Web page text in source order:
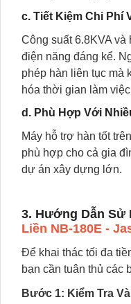
c. Tiết Kiệm Chi Phí
Công suất 6.8KVA và
điện năng đáng kể.
phép hàn liên tục mà
hóa thời gian làm
d. Phù Hợp Với
Máy hỗ trợ hàn tốt
phù hợp cho cả gia
dự án xây dựng lớn.
3. Hướng Dẫn Sử
Liền NB-180E -
Để khai thác tối đa
bạn cần tuân thủ các
Bước 1: Kiểm Tra